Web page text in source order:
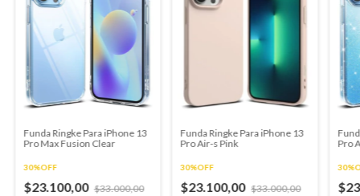
Funda Ringke Para iPhone 13
Pro Max Fusion Clear
30%OFF
$23.100,00 $33.000,00
Funda Ringke Para iPhone 13
Pro Air-s Pink
30%OFF
$23.100,00 $33.000,00
Pro